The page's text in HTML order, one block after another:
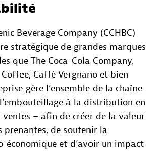
Beverage Company (CCHBC)
stratégique de grandes marques
que The Coca-Cola Company,
Caffè Vergnano et bien
gère l’ensemble de la chaîne
à la distribution en
ventes – afin de créer de la valeur
prenantes, de soutenir la
économique et d’avoir un impact